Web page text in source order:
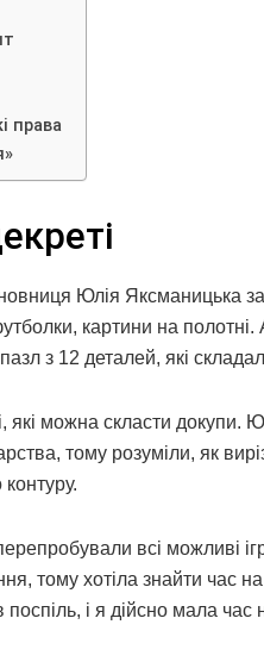
права
Юлія Яксманицька
картини на полотні.
з 12 деталей, які
можна скласти докупи.
тому розуміли, як
контуру.
всі можливі
тому хотіла знайти час
поспіль, і я дійсно мала